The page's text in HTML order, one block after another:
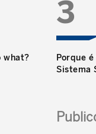
what?
3
Porque
Sistema